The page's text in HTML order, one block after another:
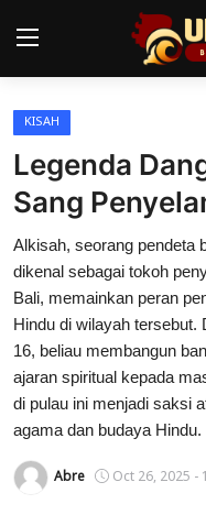
Home
Pura
Desa Adat
Kearifan lokal
Alam Bali
Seni
Kisah
KISAH
Legenda
Sang
Alkisah, seorang pendeta
dikenal sebagai tokoh
Bali, memainkan peran
Hindu di wilayah tersebut.
16, beliau membangun
ajaran spiritual kepada
di pulau ini menjadi saksi
agama dan budaya Hindu.
Abre Oct 26, 2025 -